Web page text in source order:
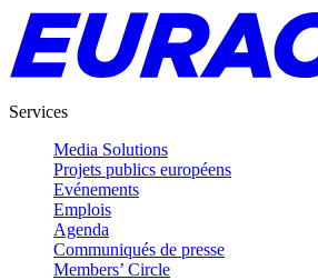
Services
Media Solutions
Projets publics européens
Evénements
Emplois
Agenda
Communiqués de presse
Members’ Circle